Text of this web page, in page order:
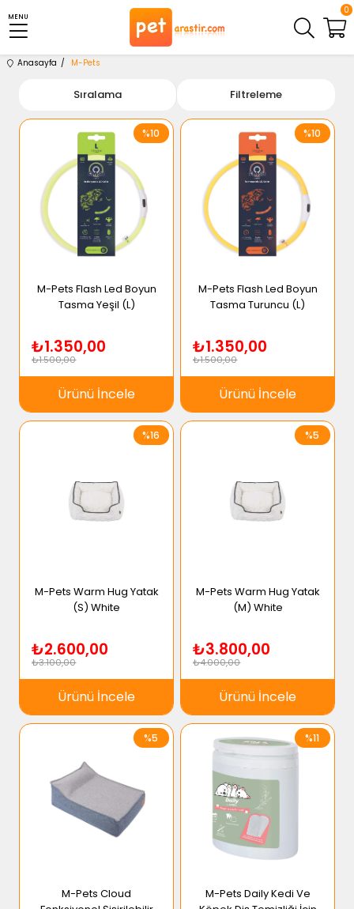
MENU
0
Anasayfa M-Pets
Filtreleme
Sıralama
M-Pets Flash Led Boyun
Tasma Yeşil (L)
₺1.350,00
₺1.500,00
Ürünü İncele
%10
M-Pets Flash Led Boyun
Tasma Turuncu (L)
₺1.350,00
₺1.500,00
Ürünü İncele
%10
M-Pets Warm Hug Yatak
(S) White
₺2.600,00
₺3.100,00
Ürünü İncele
%16
M-Pets Warm Hug Yatak
(M) White
₺3.800,00
₺4.000,00
Ürünü İncele
%5
M-Pets Cloud
%5
M-Pets Daily Kedi Ve
%11